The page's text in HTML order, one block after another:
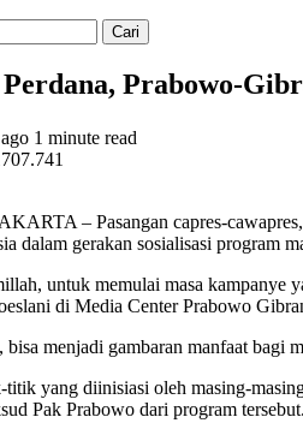
Prabowo-
1 minute read
– Pasangan capres-
dalam gerakan sosialisasi program
untuk memulai masa
di Media Center Prabowo
menjadi gambaran manfaat bagi
yang diinisiasi oleh masing-
Pak Prabowo dari program